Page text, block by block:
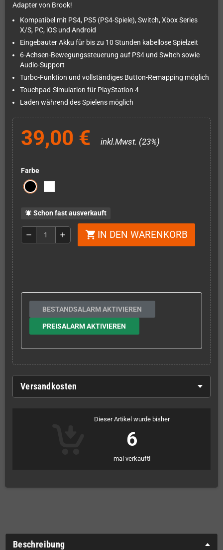
Adapter von Brook!
Kompatibel mit PS4, PS5 (PS4-Spiele), Switch, Xbox Series
X/S, PC, iOS und Android
Eingebauter Akku für bis zu 10 Stunden kabellose Spielzeit
6-Achsen-Bewegungssteuerung auf PS4 und Switch sowie
Audio-Support
Turbo-Funktion und vollständiges Button-Remapping möglich
Touchpad-Simulation für PlayStation 4
Laden während des Spielens möglich
39,00 € inkl.Mwst. (23%)
Farbe
notifications_active Schon fast ausverkauft
remove add shopping_cart IN DEN WARENKORB
BESTANDSALARM AKTIVIEREN
PREISALARM AKTIVIEREN
Versandkosten
Dieser Artikel wurde bisher
6
mal verkauft!
Beschreibung